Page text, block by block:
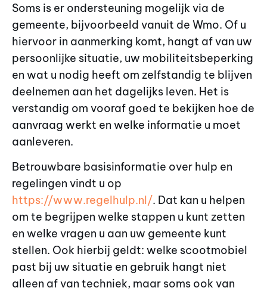
Soms is er ondersteuning mogelijk via de
gemeente, bijvoorbeeld vanuit de Wmo. Of u
hiervoor in aanmerking komt, hangt af van uw
persoonlijke situatie, uw mobiliteitsbeperking
en wat u nodig heeft om zelfstandig te blijven
deelnemen aan het dagelijks leven. Het is
verstandig om vooraf goed te bekijken hoe de
aanvraag werkt en welke informatie u moet
aanleveren.
Betrouwbare basisinformatie over hulp en
regelingen vindt u op
https://www.regelhulp.nl/. Dat kan u helpen
om te begrijpen welke stappen u kunt zetten
en welke vragen u aan uw gemeente kunt
stellen. Ook hierbij geldt: welke scootmobiel
past bij uw situatie en gebruik hangt niet
alleen af van techniek, maar soms ook van